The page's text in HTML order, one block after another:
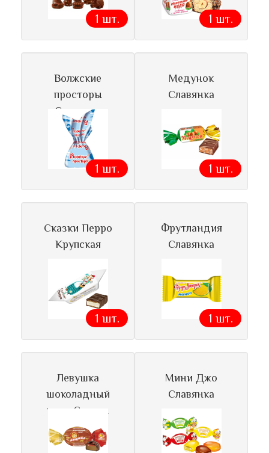
1 шт. 1 шт.
Волжские
просторы
Славянка
1 шт.
Медунок
Славянка
1 шт.
Сказки Перро
Крупская
1 шт.
Фрутландия
Славянка
1 шт.
Левушка
шоколадный
ирис Славян
Мини Джо
Славянка